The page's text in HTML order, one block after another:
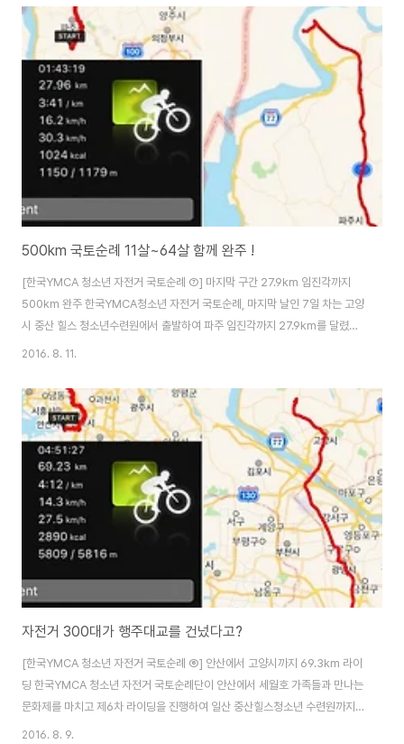
가 나와 있습니다. 아주 오래 전부터 스포츠 트래커라는 어플을 이용해서 자전
거 누적 주행거리를 기록해오고 있습니다. 자전거처럼 수영 운동량과 누적거리
를 계산해주는 어플을 찾아보다 발견한 장비가 바로 MOOV NOW 입니다. 다
른 운동의 경우 웬만한 건 스마트폰으로 측정이 가능합니다만, 수영의 경우 스
마트폰을 물속에 가져 갈 ..
500km 국토순례 11살~64살 함께 완주 !
[한국YMCA 청소년 자전거 국토순례 ⑦] 마지막 구간 27.9km 임진각까지
500km 완주 한국YMCA청소년 자전거 국토순례, 마지막 날인 7일 차는 고양
시 중산 힐스 청소년수련원에서 출발하여 파주 임진각까지 27.9km를 달렸습
니다. 지난 11년 동안 항상 마지막 날 주행거리가 60~70km여서 가장 정신
임진각을 30여km 남겨 둔 고양 중산힐스 청소년수련원에서 마지막 숙박을 하
였기 때문에 아침 출발도 서두르지 않았고, 최종 목표 지점인 임진각까지 라이
딩도 한결 여유가 생겼습니다. 중산 힐스타운을 출발하여 1시간 30여분만에
통일공원에 도착하여, 짧은 휴식과 임진각까지 마지막 라이딩을 위한 최종 점
검을 마쳤습니다. 통일공..
2016. 8. 11.
자전거 300대가 행주대교를 건넜다고?
[한국YMCA 청소년 자전거 국토순례 ⑥] 안산에서 고양시까지 69.3km 라이
딩 한국YMCA 청소년 자전거 국토순례단이 안산에서 세월호 가족들과 만나는
문화제를 마치고 제6차 라이딩을 진행하여 일산 중산힐스청소년 수련원까지
약 70km 라이딩을 하였습니다. 여름 휴가 기간이긴 하지만 예상했던대로 수
2016. 8. 9.